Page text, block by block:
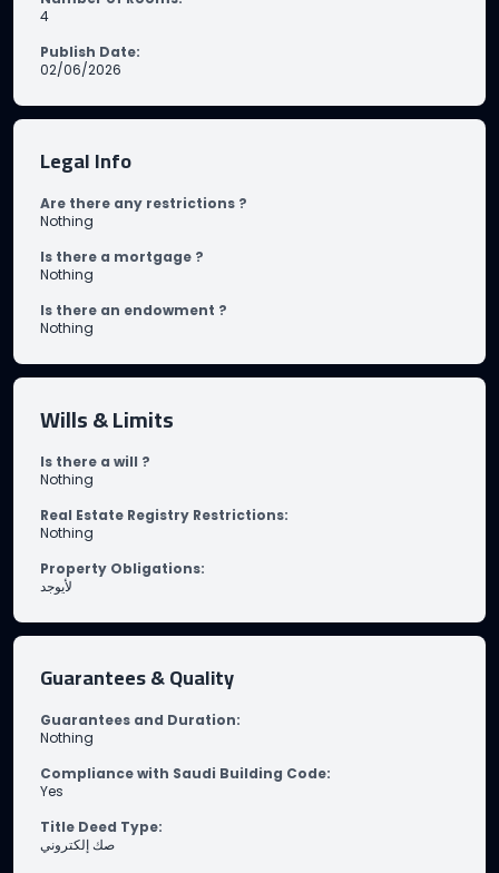
4
Publish Date:
02/06/2026
Legal Info
Are there any restrictions ?
Nothing
Is there a mortgage ?
Nothing
Is there an endowment ?
Nothing
Wills & Limits
Is there a will ?
Nothing
Real Estate Registry Restrictions:
Nothing
Property Obligations:
لأيوجد
Guarantees & Quality
Guarantees and Duration:
Nothing
Compliance with Saudi Building Code:
Yes
Title Deed Type:
صك إلكتروني